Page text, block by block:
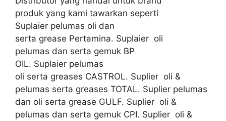
produk yang kami tawarkan seperti
Suplaier pelumas oli dan
serta grease Pertamina. Suplaier oli
pelumas dan serta gemuk BP
OIL. Suplaier pelumas
oli serta greases CASTROL. Suplier oli &
pelumas serta greases TOTAL. Suplier pelumas
dan oli serta grease GULF. Suplier oli &
pelumas dan serta gemuk CPI. Suplier oli &